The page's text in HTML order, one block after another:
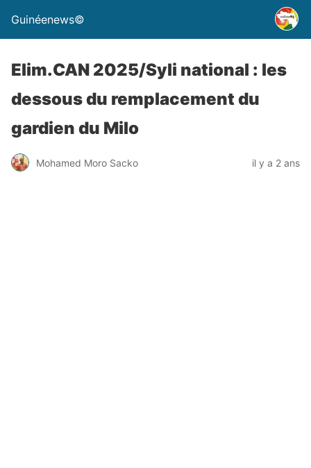
Guinéenews©
Elim.CAN 2025/Syli national : les
dessous du remplacement du
gardien du Milo
Mohamed Moro Sacko il y a 2 ans